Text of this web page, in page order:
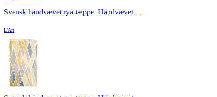
Svensk håndvævet rya-tæppe. Håndvævet ...
L'Art